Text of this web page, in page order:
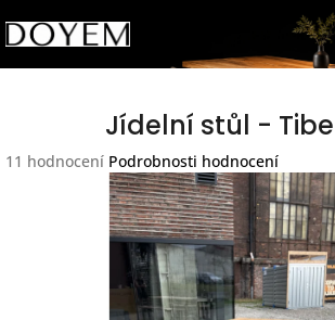
na
obsah
Jídelní stůl -
Průměrné
11 hodnocení Podrobnosti hodnocení